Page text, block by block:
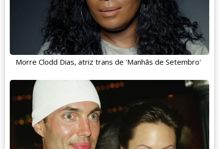
Morre Clodd Dias, atriz trans de 'Manhãs de Setembro'